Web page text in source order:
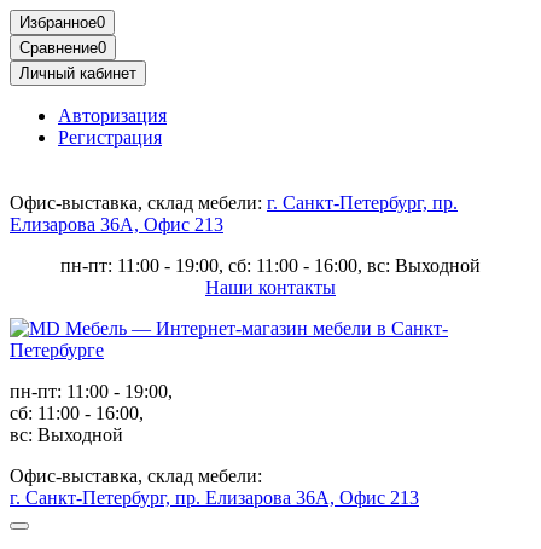
Избранное0
Сравнение0
Личный кабинет
Авторизация
Регистрация
Офис-выставка, склад мебели: г. Санкт-Петербург, пр.
Елизарова 36А, Офис 213
пн-пт: 11:00 - 19:00, сб: 11:00 - 16:00, вс: Выходной
Наши контакты
пн-пт: 11:00 - 19:00,
сб: 11:00 - 16:00,
вс: Выходной
Офис-выставка, склад мебели:
г. Санкт-Петербург, пр. Елизарова 36А, Офис 213